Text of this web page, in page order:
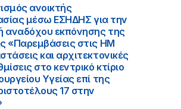
ανοικτής
μέσω ΕΣΗΔΗΣ για την
αναδόχου εκπόνησης της
«Παρεμβάσεις στις ΗΜ
και αρχιτεκτονικές
στο κεντρικό κτίριο
Υγείας επί της
17 στην